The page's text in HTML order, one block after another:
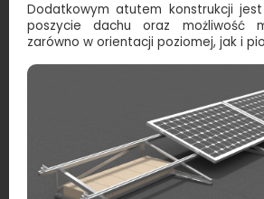
Dodatkowym atutem konstrukcji
poszycie dachu oraz możliwość
zarówno w orientacji poziomej, jak i